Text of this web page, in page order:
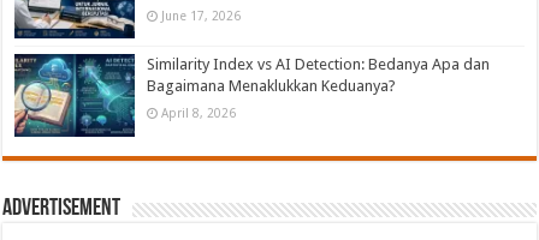
June 17, 2026
Similarity Index vs AI Detection: Bedanya Apa dan
Bagaimana Menaklukkan Keduanya?
April 8, 2026
Advertisement